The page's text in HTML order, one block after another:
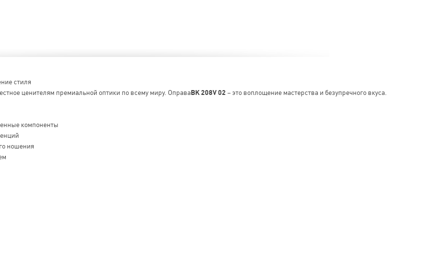
стиля
ценителям премиальной оптики по всему миру. ОправаBK 208V 02 – это воплощение мастерства и безупречного вкуса.
компоненты
ношения